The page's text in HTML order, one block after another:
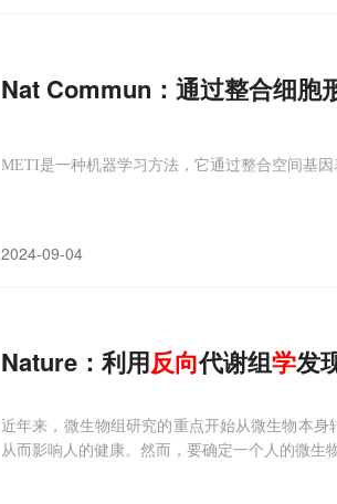
Nat Commun：通过整合细胞
METI是一种机器学习方法，它通过整合空间基
2024-09-04
Nature：利用反向代谢组学发
近年来，微生物组研究的重点开始从微生物本身
从而影响人的健康。然而，要确定一个人的微生